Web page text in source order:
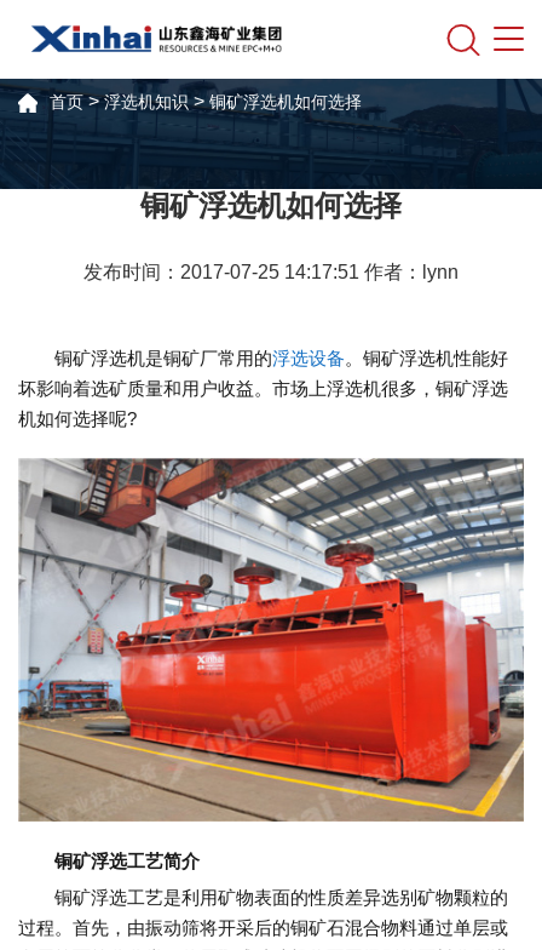
首页>浮选机知识>铜矿浮选机如何选择
铜矿浮选机如何选择
发布时间：2017-07-25 14:17:51 作者：lynn
铜矿浮选机是铜矿厂常用的浮选设备。铜矿浮选机性能好
坏影响着选矿质量和用户收益。市场上浮选机很多，铜矿浮选
机如何选择呢?
铜矿浮选工艺简介
铜矿浮选工艺是利用矿物表面的性质差异选别矿物颗粒的
过程。首先，由振动筛将开采后的铜矿石混合物料通过单层或